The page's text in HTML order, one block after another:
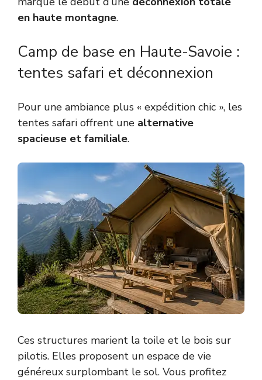
en haute montagne.
Camp de base en Haute-Savoie :
tentes safari et déconnexion
Pour une ambiance plus « expédition chic », les
tentes safari offrent une alternative
spacieuse et familiale.
Ces structures marient la toile et le bois sur
pilotis. Elles proposent un espace de vie
généreux surplombant le sol. Vous profitez